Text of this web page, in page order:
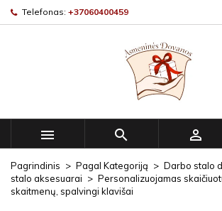
Telefonas: +37060400459
  
Pagrindinis Pagal Kategoriją Darbo stalo
stalo aksesuarai
Personalizuojamas
skaitmenų, spalvingi klavišai